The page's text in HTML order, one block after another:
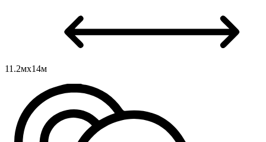
11.2мх14м